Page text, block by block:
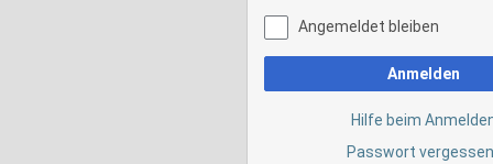
Angemeldet bleiben
Anmelden
Hilfe beim
Passwort